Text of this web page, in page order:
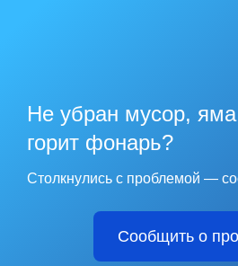
Не убран мусор,
горит фонарь?
Столкнулись с проблемой —
Сообщить о